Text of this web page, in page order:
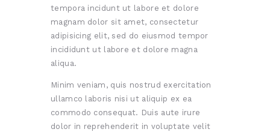
tempora incidunt ut labore et dolore
magnam dolor sit amet, consectetur
adipisicing elit, sed do eiusmod tempor
incididunt ut labore et dolore magna
aliqua.
Minim veniam, quis nostrud exercitation
ullamco laboris nisi ut aliquip ex ea
commodo consequat. Duis aute irure
dolor in reprehenderit in voluptate velit